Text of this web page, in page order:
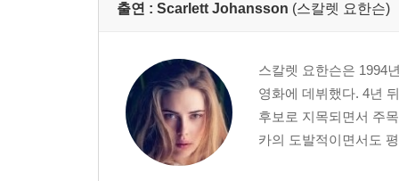
출연 : Scarlett Johansson (스칼렛 요한슨)
스칼렛 요한슨은 1994
영화에 데뷔했다. 4년
후보로 지목되면서 주
카의 도발적이면서도